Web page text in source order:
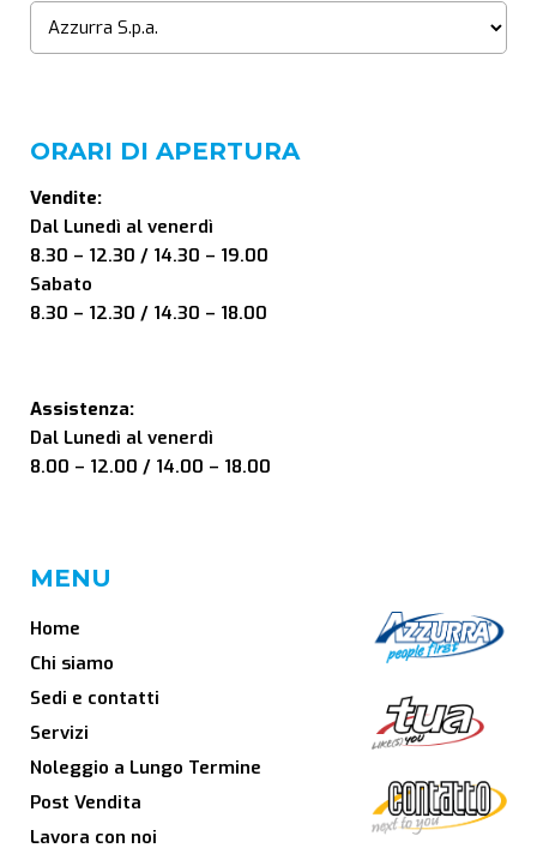
ORARI DI APERTURA
Vendite:
Dal Lunedì al venerdì
8.30 – 12.30 / 14.30 – 19.00
Sabato
8.30 – 12.30 / 14.30 – 18.00
Assistenza:
Dal Lunedì al venerdì
8.00 – 12.00 / 14.00 – 18.00
MENU
Home
Chi siamo
Sedi e contatti
Servizi
Noleggio a Lungo Termine
Post Vendita
Lavora con noi